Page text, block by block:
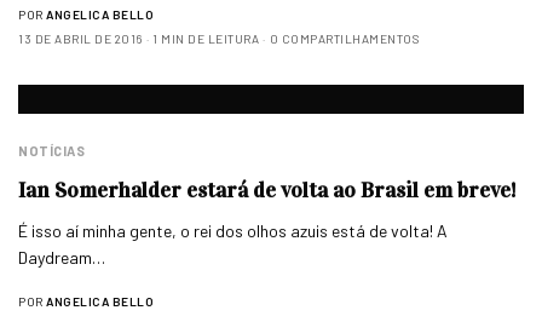
POR ANGELICA BELLO
13 DE ABRIL DE 2016
1 MIN DE LEITURA 0 COMPARTILHAMENTOS
NOTÍCIAS
Ian Somerhalder estará de volta ao Brasil em breve!
É isso aí minha gente, o rei dos olhos azuis está de volta! A
Daydream…
POR ANGELICA BELLO